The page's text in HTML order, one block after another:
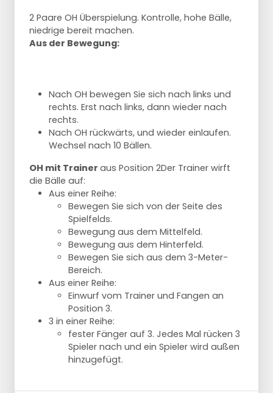
2 Paare OH Überspielung. Kontrolle, hohe Bälle,
niedrige bereit machen.
Aus der Bewegung:
Nach OH bewegen Sie sich nach links und
rechts. Erst nach links, dann wieder nach
rechts.
Nach OH rückwärts, und wieder einlaufen.
Wechsel nach 10 Bällen.
OH mit Trainer aus Position 2Der Trainer wirft
die Bälle auf:
Aus einer Reihe:
Bewegen Sie sich von der Seite des
Spielfelds.
Bewegung aus dem Mittelfeld.
Bewegung aus dem Hinterfeld.
Bewegen Sie sich aus dem 3-Meter-
Bereich.
Aus einer Reihe:
Einwurf vom Trainer und Fangen an
Position 3.
3 in einer Reihe:
fester Fänger auf 3. Jedes Mal rücken 3
Spieler nach und ein Spieler wird außen
hinzugefügt.